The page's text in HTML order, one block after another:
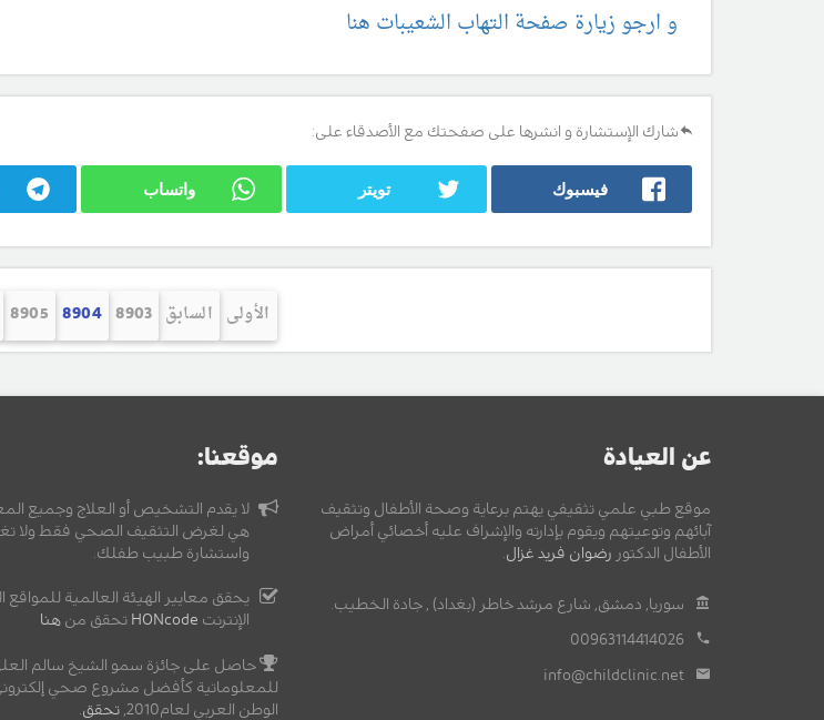
و ارجو زيارة صفحة التهاب الشعيبات هنا
شارك الإستشارة و انشرها على صفحتك مع الأصدقاء على:
فيسبوك تويتر واتساب
الأولى السابق 8903
8904
8905
عن العيادة
موقع طبي علمي تثقيفي يهتم برعاية وصحة الأطفال وتثقيف
آبائهم وتوعيتهم ويقوم بإدارته والإشراف عليه أخصائي أمراض
الأطفال الدكتور رضوان فريد غزال
سوريا, دمشق, شارع مرشد خاطر (بغداد) , جادة الخطيب.
00963114414026
info@childclinic.net
موقعنا:
لا يقدم التشخيص أو العلاج وجميع
هي لغرض التثقيف الصحي فقط ولا
واستشارة طبيب طفلك.
يحقق معايير الهيئة العالمية
الإنترنت HONcode تحقق من هنا
حاصل على جائزة سمو الشيخ سالم
للمعلوماتية كأفضل مشروع صحي
الوطن العربي لعام2010,
تحقق